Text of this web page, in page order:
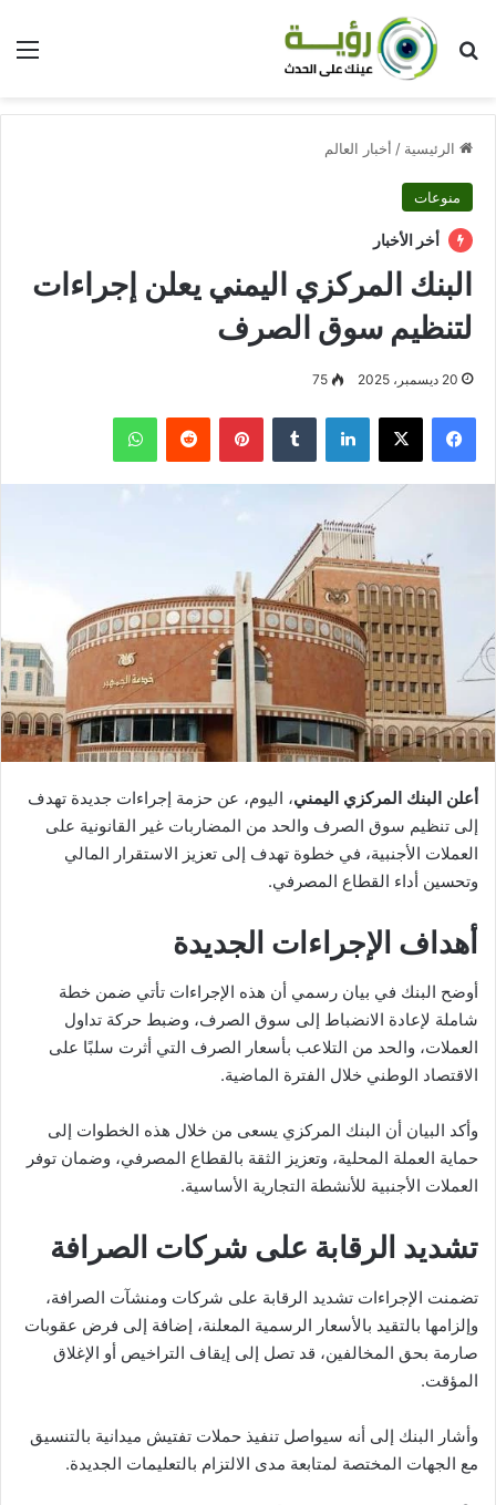
بحث عن
الرئيسية / أخبار العالم
منوعات
أخر الأخبار
البنك المركزي اليمني يعلن إجراءات
لتنظيم سوق الصرف
20 ديسمبر، 2025 75
فيسبوك ‫X لينكدإن بينتيريست واتساب
أعلن البنك المركزي اليمني، اليوم، عن حزمة إجراءات جديدة تهدف
إلى تنظيم سوق الصرف والحد من المضاربات غير القانونية على
العملات الأجنبية، في خطوة تهدف إلى تعزيز الاستقرار المالي
وتحسين أداء القطاع المصرفي.
أهداف الإجراءات الجديدة
أوضح البنك في بيان رسمي أن هذه الإجراءات تأتي ضمن خطة
شاملة لإعادة الانضباط إلى سوق الصرف، وضبط حركة تداول
العملات، والحد من التلاعب بأسعار الصرف التي أثرت سلبًا على
الاقتصاد الوطني خلال الفترة الماضية.
وأكد البيان أن البنك المركزي يسعى من خلال هذه الخطوات إلى
حماية العملة المحلية، وتعزيز الثقة بالقطاع المصرفي، وضمان توفر
العملات الأجنبية للأنشطة التجارية الأساسية.
تشديد الرقابة على شركات الصرافة
تضمنت الإجراءات تشديد الرقابة على شركات ومنشآت الصرافة،
وإلزامها بالتقيد بالأسعار الرسمية المعلنة، إضافة إلى فرض عقوبات
صارمة بحق المخالفين، قد تصل إلى إيقاف التراخيص أو الإغلاق
المؤقت.
وأشار البنك إلى أنه سيواصل تنفيذ حملات تفتيش ميدانية بالتنسيق
مع الجهات المختصة لمتابعة مدى الالتزام بالتعليمات الجديدة.